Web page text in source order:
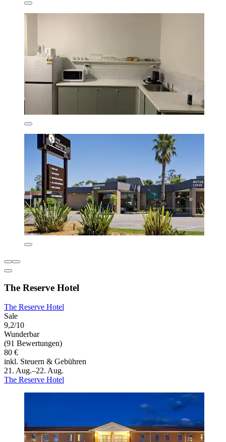
The Reserve Hotel
The Reserve Hotel
Sale
9,2/10
Wunderbar
(91 Bewertungen)
80 €
inkl. Steuern & Gebühren
21. Aug.–22. Aug.
The Reserve Hotel